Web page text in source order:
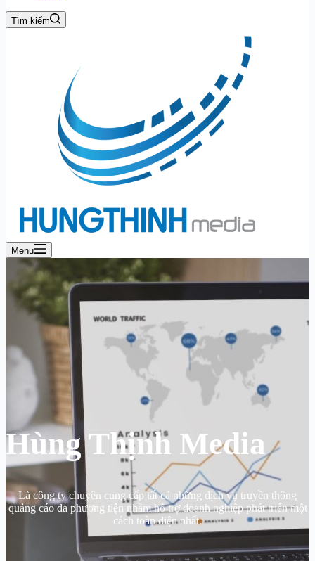
Tìm kiếm
Menu
Hùng Thịnh Media
Là công ty chuyên cung cấp tất cả những dịch vụ truyền thông
quảng cáo đa phương tiện nhằm hỗ trợ doanh nghiệp phát triển một
cách toàn diện nhất.